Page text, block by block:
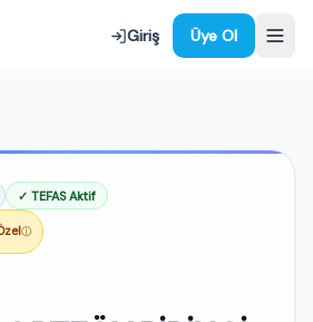
Giriş Üye Ol
✓ TEFAS Aktif
ⓘ